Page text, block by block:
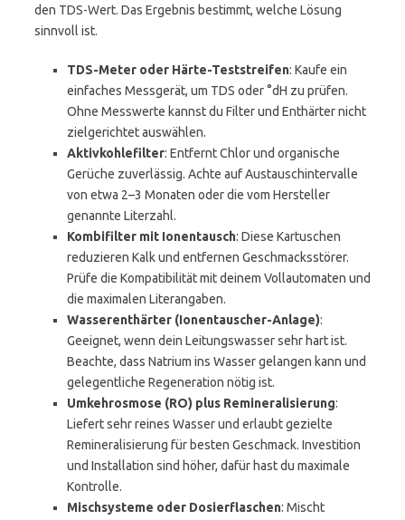
den TDS-Wert. Das Ergebnis bestimmt, welche Lösung
sinnvoll ist.
TDS-Meter oder Härte-Teststreifen: Kaufe ein
einfaches Messgerät, um TDS oder °dH zu prüfen.
Ohne Messwerte kannst du Filter und Enthärter nicht
zielgerichtet auswählen.
Aktivkohlefilter: Entfernt Chlor und organische
Gerüche zuverlässig. Achte auf Austauschintervalle
von etwa 2–3 Monaten oder die vom Hersteller
genannte Literzahl.
Kombifilter mit Ionentausch: Diese Kartuschen
reduzieren Kalk und entfernen Geschmacksstörer.
Prüfe die Kompatibilität mit deinem Vollautomaten und
die maximalen Literangaben.
Wasserenthärter (Ionentauscher-Anlage):
Geeignet, wenn dein Leitungswasser sehr hart ist.
Beachte, dass Natrium ins Wasser gelangen kann und
gelegentliche Regeneration nötig ist.
Umkehrosmose (RO) plus Remineralisierung:
Liefert sehr reines Wasser und erlaubt gezielte
Remineralisierung für besten Geschmack. Investition
und Installation sind höher, dafür hast du maximale
Kontrolle.
Mischsysteme oder Dosierflaschen: Mischt